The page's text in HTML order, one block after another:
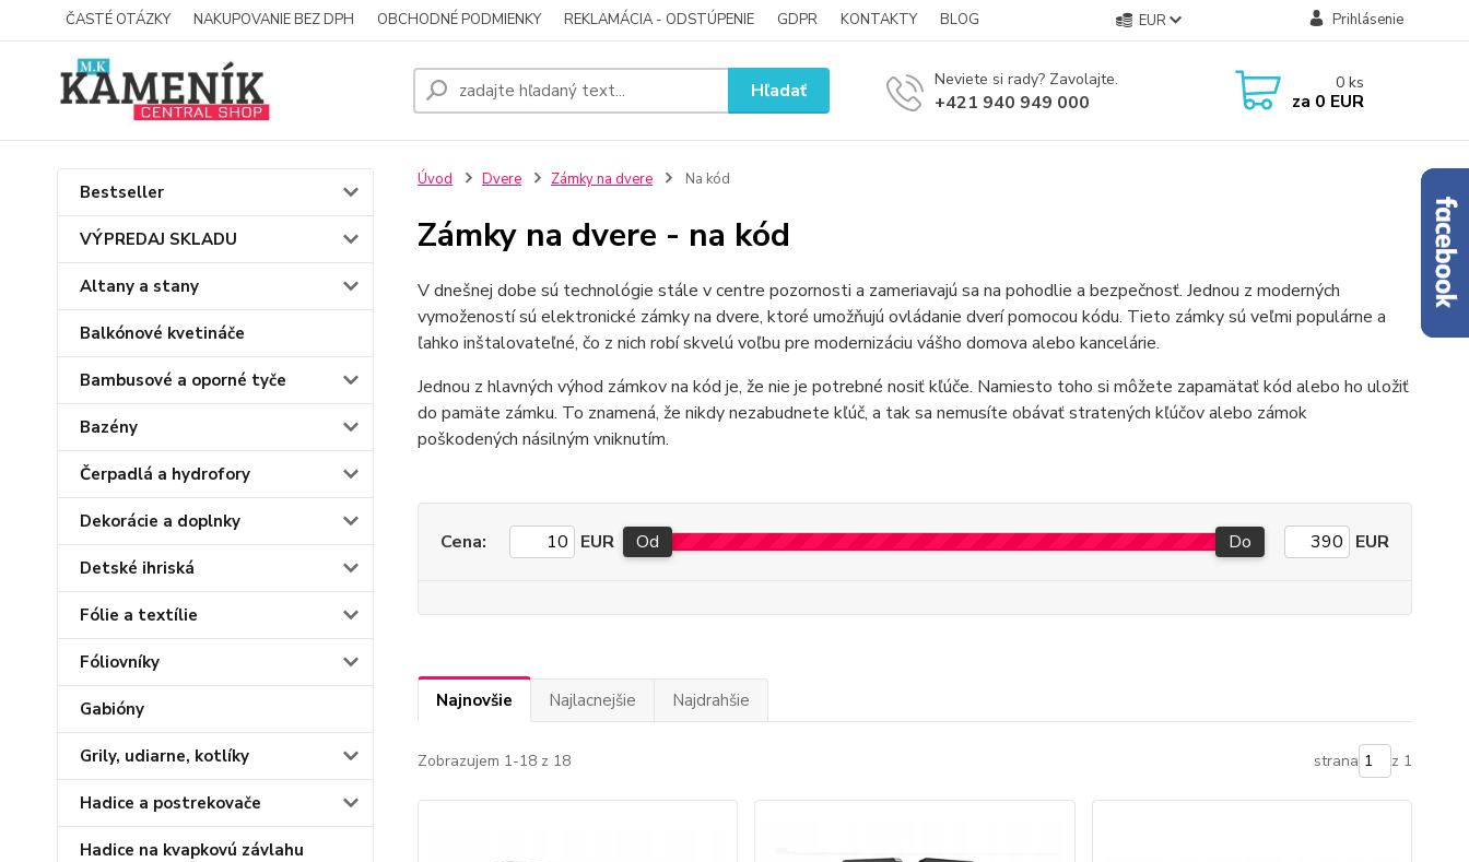
ČASTÉ OTÁZKY NAKUPOVANIE BEZ DPH OBCHODNÉ PODMIENKY REKLAMÁCIA - ODSTÚPENIE GDPR KONTAKTY BLOG EUR Prihlásenie
Hľadať Neviete si rady? Zavolajte.
+421 940 949 000
0 ks
za 0 EUR
Bestseller
VÝPREDAJ SKLADU
Altany a stany
Balkónové kvetináče
Bambusové a oporné tyče
Bazény
Čerpadlá a hydrofory
Dekorácie a doplnky
Detské ihriská
Fólie a textílie
Fóliovníky
Gabióny
Grily, udiarne, kotlíky
Hadice a postrekovače
Hadice na kvapkovú závlahu
Úvod Dvere Zámky na dvere Na kód
Zámky na dvere - na kód
V dnešnej dobe sú technológie stále v centre pozornosti a zameriavajú sa na pohodlie a bezpečnosť. Jednou z moderných
vymožeností sú elektronické zámky na dvere, ktoré umožňujú ovládanie dverí pomocou kódu. Tieto zámky sú veľmi populárne a
ľahko inštalovateľné, čo z nich robí skvelú voľbu pre modernizáciu vášho domova alebo kancelárie.
Jednou z hlavných výhod zámkov na kód je, že nie je potrebné nosiť kľúče. Namiesto toho si môžete zapamätať kód alebo ho uložiť
do pamäte zámku. To znamená, že nikdy nezabudnete kľúč, a tak sa nemusíte obávať stratených kľúčov alebo zámok
poškodených násilným vniknutím.
Cena: EUR Od Do EUR
Najnovšie Najlacnejšie Najdrahšie
Zobrazujem 1-18 z 18 strana z 1